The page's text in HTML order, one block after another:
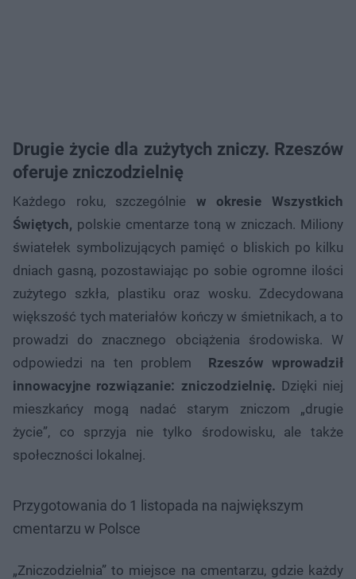
Drugie życie dla zużytych zniczy. Rzeszów
oferuje zniczodzielnię
Każdego roku, szczególnie w okresie Wszystkich
Świętych, polskie cmentarze toną w zniczach. Miliony
światełek symbolizujących pamięć o bliskich po kilku
dniach gasną, pozostawiając po sobie ogromne ilości
zużytego szkła, plastiku oraz wosku. Zdecydowana
większość tych materiałów kończy w śmietnikach, a to
prowadzi do znacznego obciążenia środowiska. W
odpowiedzi na ten problem Rzeszów wprowadził
innowacyjne rozwiązanie: zniczodzielnię. Dzięki niej
mieszkańcy mogą nadać starym zniczom „drugie
życie”, co sprzyja nie tylko środowisku, ale także
społeczności lokalnej.
Przygotowania do 1 listopada na największym
cmentarzu w Polsce
„Zniczodzielnia” to miejsce na cmentarzu, gdzie każdy